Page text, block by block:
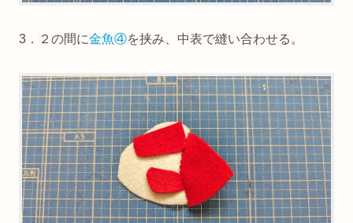
3．２の間に金魚④を挟み、中表で縫い合わせる。